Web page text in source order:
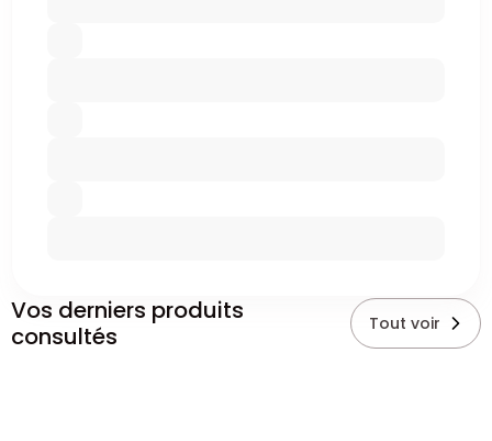
Vos derniers produits
consultés
Tout voir